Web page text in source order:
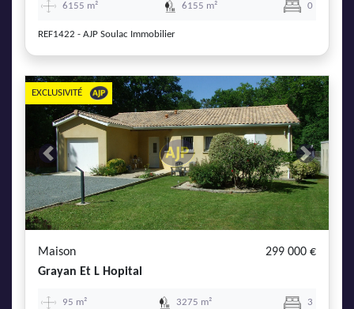
6155 m² 6155 m² 0
REF1422 - AJP Soulac Immobilier
Previous Next
EXCLUSIVITÉ
Maison
299 000 €
Grayan Et L Hopital
95 m² 3275 m² 3